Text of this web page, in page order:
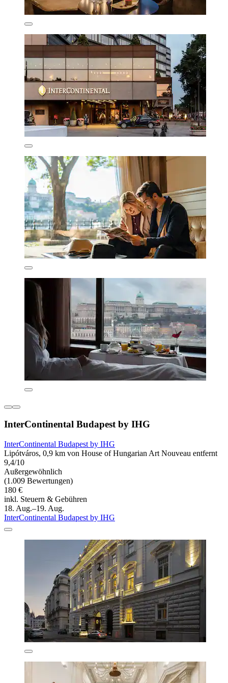
InterContinental Budapest by IHG
InterContinental Budapest by IHG
Lipótváros, 0,9 km von House of Hungarian Art Nouveau entfernt
9,4/10
Außergewöhnlich
(1.009 Bewertungen)
180 €
inkl. Steuern & Gebühren
18. Aug.–19. Aug.
InterContinental Budapest by IHG